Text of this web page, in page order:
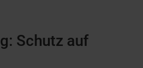
Schutz auf